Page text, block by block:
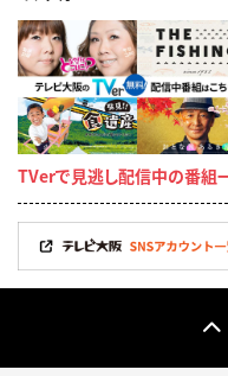
TVerで見逃し配信中の番組